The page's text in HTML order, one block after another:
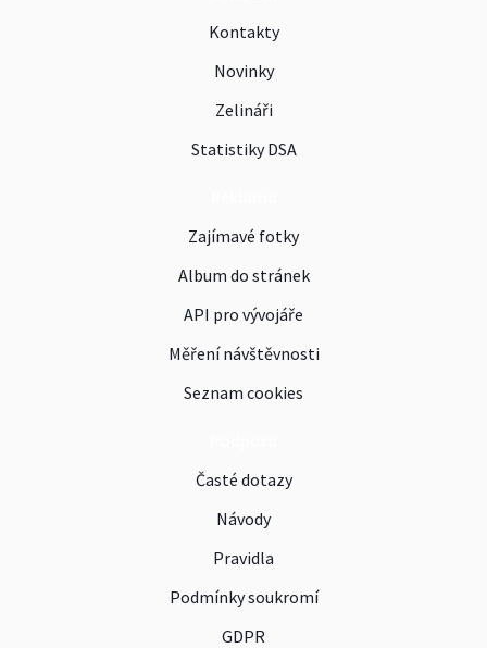
Kontakty
Novinky
Zelináři
Statistiky DSA
Zajímavé fotky
Album do stránek
API pro vývojáře
Měření návštěvnosti
Seznam cookies
Časté dotazy
Návody
Pravidla
Podmínky soukromí
GDPR